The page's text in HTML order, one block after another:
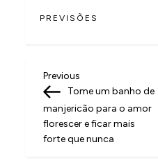
PREVISÕES
N
a
v
e
Previous
Post
Previous
Tome um banho de
manjericão para o amor
florescer e ficar mais
forte que nunca